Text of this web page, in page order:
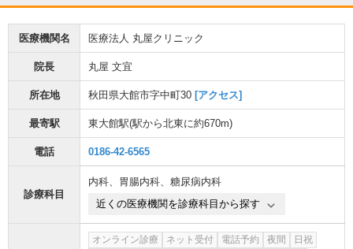
医療機関名 医療法人 丸屋クリニック
院長 丸屋 文宜
所在地 秋田県大館市字中町30 [アクセス]
最寄駅 東大館駅(駅から北東に約670m)
電話 0186-42-6565
診療科目
内科、 胃腸内科、 糖尿病内科
近くの医療機関を診療科目から探す
オンライン診療 ネット受付 電話予約 夜間
日祝